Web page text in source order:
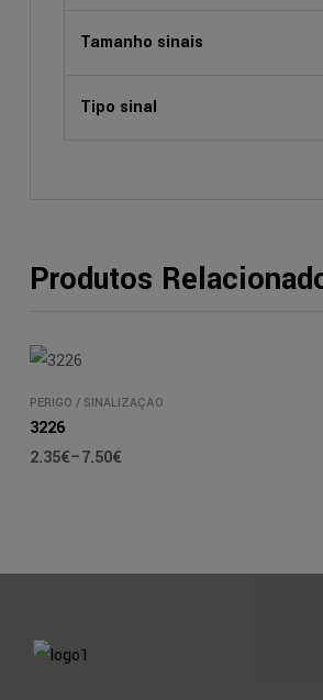
Tamanho sinais
Tipo sinal
Produtos
PERIGO / SINALIZAÇÃO
3226
2.35€–7.50€